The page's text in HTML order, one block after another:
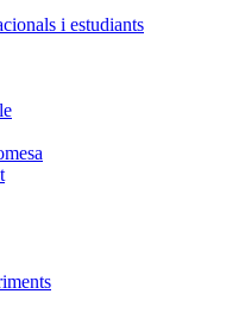
i estudiants